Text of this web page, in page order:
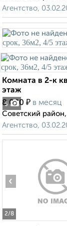
Агентство,
5
Комната в 2-к
этаж
8 000 ₽ в месяц
Советский
Агентство,
2/8
‹